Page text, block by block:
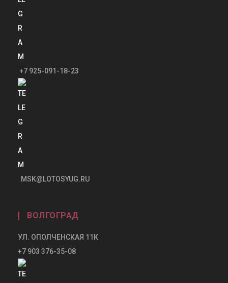
+7 925-091-18-23
MSK@LOTOSYUG.RU
ВОЛГОГРАД
УЛ. ОПОЛЧЕНСКАЯ 11К
+7 903 376-35-08